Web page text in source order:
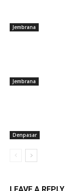
Jembrana
Jembrana
Denpasar